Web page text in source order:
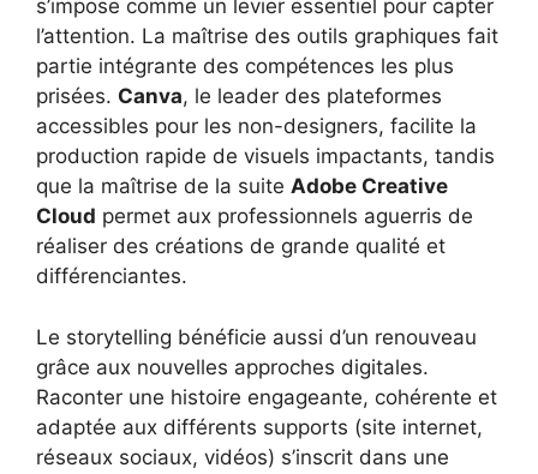
s’impose comme un levier essentiel pour capter
l’attention. La maîtrise des outils graphiques fait
partie intégrante des compétences les plus
prisées. Canva, le leader des plateformes
accessibles pour les non-designers, facilite la
production rapide de visuels impactants, tandis
que la maîtrise de la suite Adobe Creative
Cloud permet aux professionnels aguerris de
réaliser des créations de grande qualité et
différenciantes.
Le storytelling bénéficie aussi d’un renouveau
grâce aux nouvelles approches digitales.
Raconter une histoire engageante, cohérente et
adaptée aux différents supports (site internet,
réseaux sociaux, vidéos) s’inscrit dans une